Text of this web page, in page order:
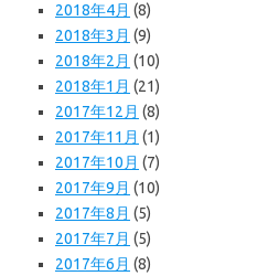
2018年4月 (8)
2018年3月 (9)
2018年2月 (10)
2018年1月 (21)
2017年12月 (8)
2017年11月 (1)
2017年10月 (7)
2017年9月 (10)
2017年8月 (5)
2017年7月 (5)
2017年6月 (8)